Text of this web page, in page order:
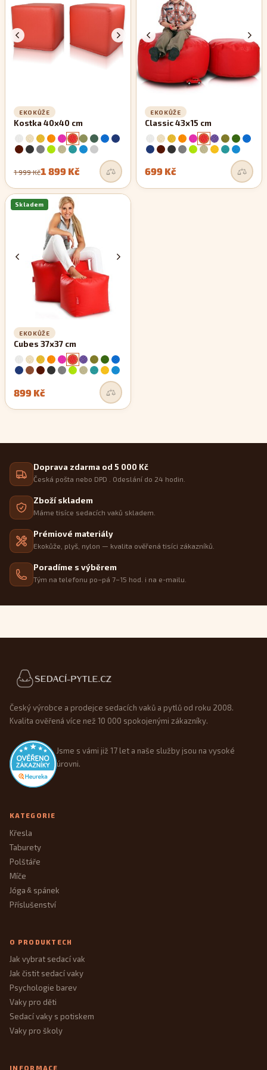
zachovávají si své rovné linie.
EKOKŮŽE
Kostka 40x40 cm
1 999 Kč1 899 Kč
EKOKŮŽE
Classic 43x15 cm
699 Kč
Skladem
EKOKŮŽE
Cubes 37x37 cm
899 Kč
Doprava zdarma od 5 000 Kč
Česká pošta nebo DPD . Odeslání do 24 hodin.
Zboží skladem
Máme tisíce sedacích vaků skladem.
Prémiové materiály
Ekokůže, plyš, nylon — kvalita ověřená tisíci zákazníků.
Poradíme s výběrem
Tým na telefonu po–pá 7–15 hod. i na e-mailu.
Patička webu
Český výrobce a prodejce sedacích vaků a pytlů od roku 2008.
Kvalita ověřená více než 10 000 spokojenými zákazníky.
Jsme s vámi již 17 let a naše služby jsou na vysoké
úrovni.
KATEGORIE
Křesla
Taburety
Polštáře
Míče
Jóga&spánek
Příslušenství
O PRODUKTECH
Jak vybrat sedací vak
Jak čistit sedací vaky
Psychologie barev
Vaky pro děti
Sedací vaky s potiskem
Vaky pro školy
INFORMACE